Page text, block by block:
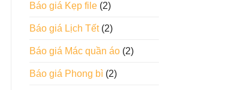
Báo giá Kẹp file(2)
Báo giá Lịch Tết(2)
Báo giá Mác quần áo(2)
Báo giá Phong bì(2)